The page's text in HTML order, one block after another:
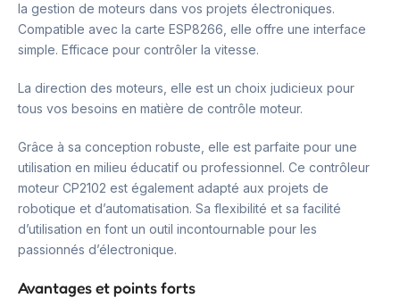
la gestion de moteurs dans vos projets électroniques.
Compatible avec la carte ESP8266, elle offre une interface
simple. Efficace pour contrôler la vitesse.
La direction des moteurs, elle est un choix judicieux pour
tous vos besoins en matière de contrôle moteur.
Grâce à sa conception robuste, elle est parfaite pour une
utilisation en milieu éducatif ou professionnel. Ce contrôleur
moteur CP2102 est également adapté aux projets de
robotique et d’automatisation. Sa flexibilité et sa facilité
d’utilisation en font un outil incontournable pour les
passionnés d’électronique.
Avantages et points forts